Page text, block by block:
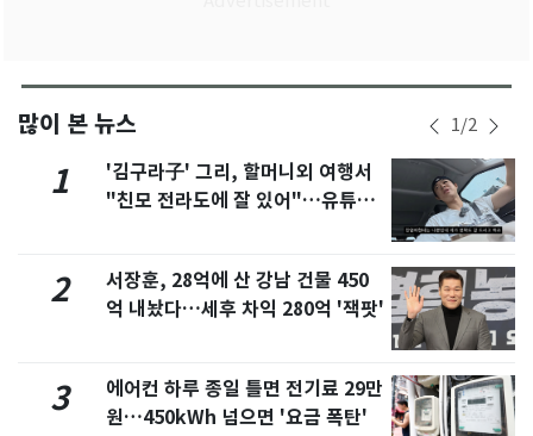
많이 본 뉴스 1/2
1
'김구라子' 그리, 할머니외 여행서
"친모 전라도에 잘 있어"…유튜브
2
서장훈, 28억에 산 강남 건물 450
억 내놨다…세후 차익 280억 '잭팟'
3
에어컨 하루 종일 틀면 전기료 29만
원…450kWh 넘으면 '요금 폭탄'